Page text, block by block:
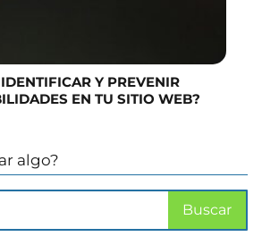
Y PREVENIR
EN TU SITIO WEB?
algo?